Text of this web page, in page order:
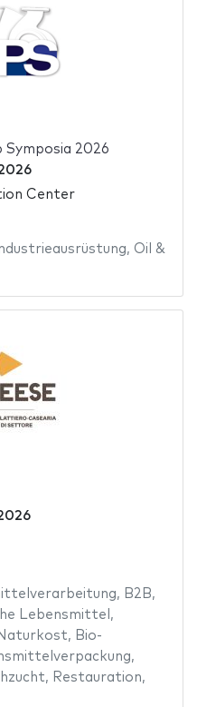
Symposia 2026
Center
, Oil &
, B2B,
Lebensmittel ,
, Bio-
,
, Restauration,